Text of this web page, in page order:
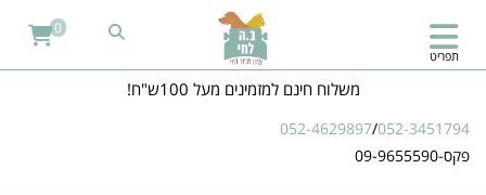
משלוח חינם למזמינים מעל 100ש"ח!
052-4629897/052-3451794
פקס-09-9655590
תפריט
0